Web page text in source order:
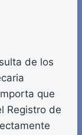
de los
que
Registro de